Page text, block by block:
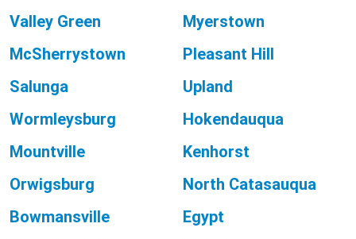
Valley Green
Myerstown
McSherrystown
Pleasant Hill
Salunga
Upland
Wormleysburg
Hokendauqua
Mountville
Kenhorst
Orwigsburg
North Catasauqua
Bowmansville
Egypt